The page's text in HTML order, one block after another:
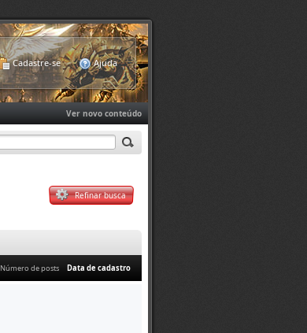
Cadastre-se Ajuda
Ver novo conteúdo
Refinar busca
Número de posts Data de cadastro